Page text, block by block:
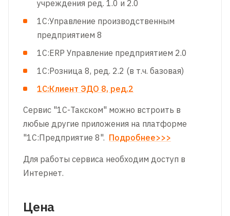
учреждения ред. 1.0 и 2.0
1С:Управление производственным
предприятием 8
1C:ERP Управление предприятием 2.0
1С:Розница 8, ред. 2.2 (в т.ч. базовая)
1С:Клиент ЭДО 8, ред.2
Сервис "1С-Такском" можно встроить в
любые другие приложения на платформе
"1С:Предприятие 8". Подробнее>>>
Для работы сервиса необходим доступ в
Интернет.
Цена